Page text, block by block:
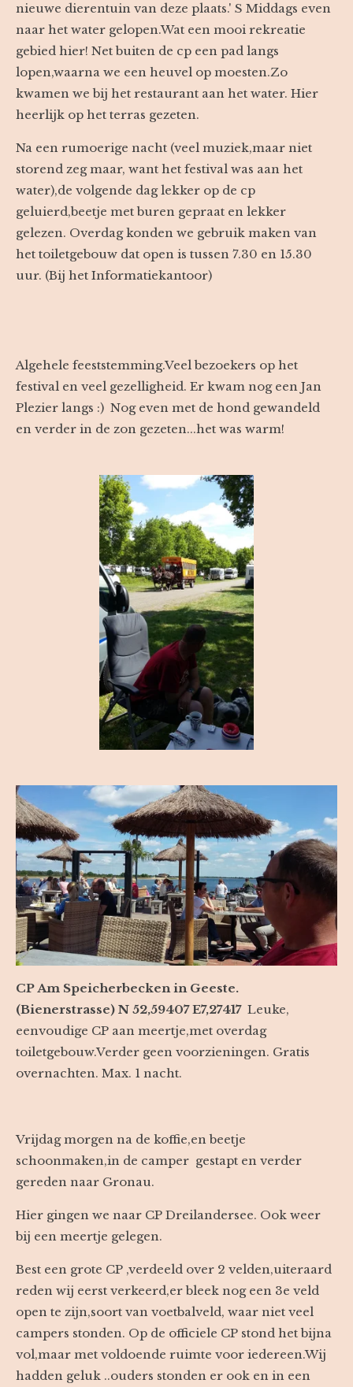
nieuwe dierentuin van deze plaats.' S Middags even
naar het water gelopen.Wat een mooi rekreatie
gebied hier! Net buiten de cp een pad langs
lopen,waarna we een heuvel op moesten.Zo
kwamen we bij het restaurant aan het water. Hier
heerlijk op het terras gezeten.
Na een rumoerige nacht (veel muziek,maar niet
storend zeg maar, want het festival was aan het
water),de volgende dag lekker op de cp
geluierd,beetje met buren gepraat en lekker
gelezen. Overdag konden we gebruik maken van
het toiletgebouw dat open is tussen 7.30 en 15.30
uur. (Bij het Informatiekantoor)
Algehele feeststemming.Veel bezoekers op het
festival en veel gezelligheid. Er kwam nog een Jan
Plezier langs :) Nog even met de hond gewandeld
en verder in de zon gezeten...het was warm!
CP Am Speicherbecken in Geeste.
(Bienerstrasse) N 52,59407 E7,27417Leuke,
eenvoudige CP aan meertje,met overdag
toiletgebouw.Verder geen voorzieningen. Gratis
overnachten. Max. 1 nacht.
Vrijdag morgen na de koffie,en beetje
schoonmaken,in de camper gestapt en verder
gereden naar Gronau.
Hier gingen we naar CP Dreilandersee. Ook weer
bij een meertje gelegen.
Best een grote CP ,verdeeld over 2 velden,uiteraard
reden wij eerst verkeerd,er bleek nog een 3e veld
open te zijn,soort van voetbalveld, waar niet veel
campers stonden. Op de officiele CP stond het bijna
vol,maar met voldoende ruimte voor iedereen.Wij
hadden geluk ..ouders stonden er ook en in een